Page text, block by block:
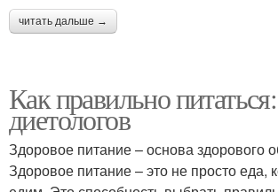
читать дальше →
Как правильно
диетологов
Здоровое питание – основа здорового
Здоровое питание – это не просто еда,